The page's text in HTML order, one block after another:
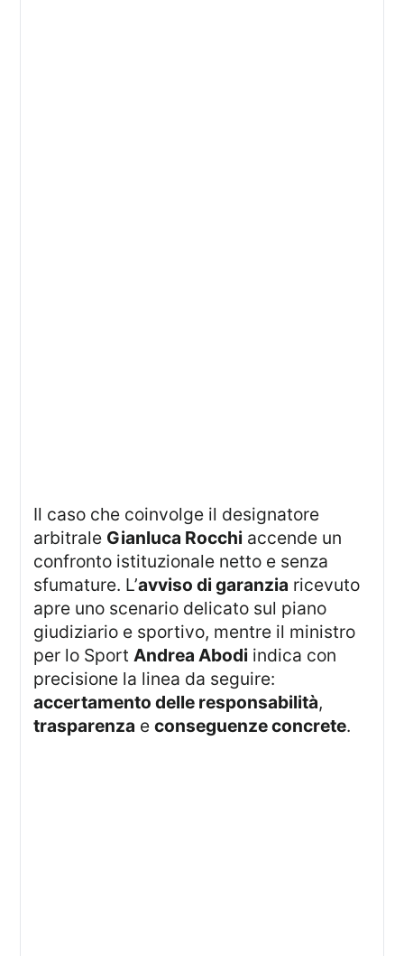
Il caso che coinvolge il designatore
arbitrale Gianluca Rocchi accende un
confronto istituzionale netto e senza
sfumature. L’avviso di garanzia ricevuto
apre uno scenario delicato sul piano
giudiziario e sportivo, mentre il ministro
per lo SportAndrea Abodi indica con
precisione la linea da seguire:
accertamento delle responsabilità,
trasparenza econseguenze concrete.